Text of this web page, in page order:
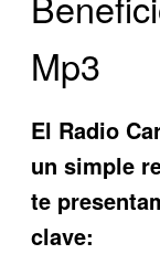
Mp3
El Radio
un simple
te
clave: